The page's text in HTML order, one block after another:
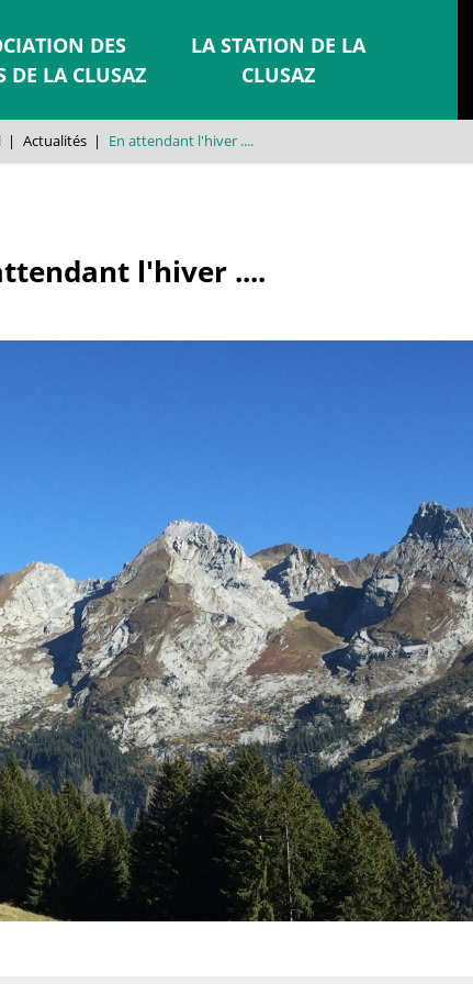
DES
DE LA CLUSAZ
LA STATION DE LA
CLUSAZ
| Actualités | En attendant l'hiver ....
l'hiver ....